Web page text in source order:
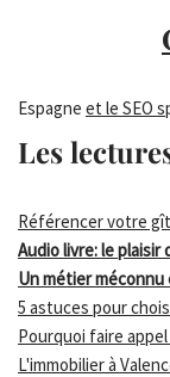
Espagne et le SEO
Les
Référencer votre
Audio livre: le plaisir
Un métier méconnu
5 astuces pour
Pourquoi faire
L'immobilier à